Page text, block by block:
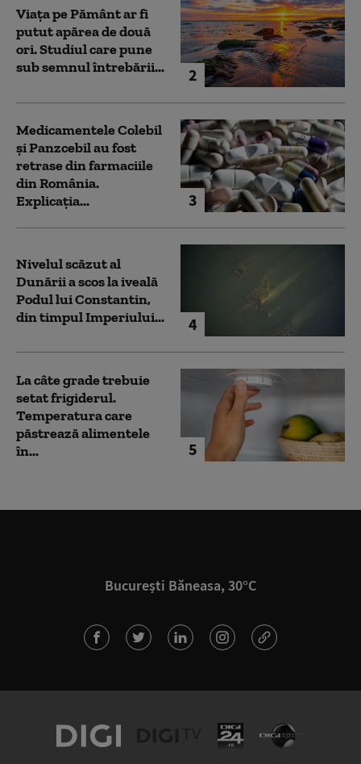
2
Viața pe Pământ ar fi
putut apărea de două
ori. Studiul care pune
sub semnul întrebării...
3
Medicamentele Colebil
și Panzcebil au fost
retrase din farmaciile
din România.
Explicația...
4
Nivelul scăzut al
Dunării a scos la iveală
Podul lui Constantin,
din timpul Imperiului...
5
La câte grade trebuie
setat frigiderul.
Temperatura care
păstrează alimentele
în...
București Băneasa, 30°C